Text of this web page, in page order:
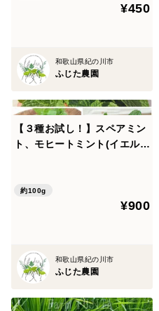
¥450
和歌山県紀の川市
ふじた農園
【３種お試し！】スペアミン
ト、モヒートミント(イエルバ
約100g
¥900
和歌山県紀の川市
ふじた農園